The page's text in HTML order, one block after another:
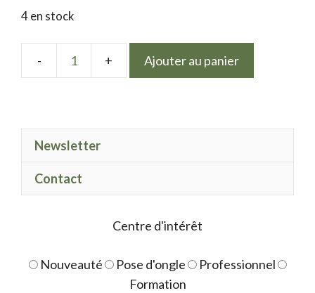
4 en stock
quantité
Marbrer
Ajouter au panier
Newsletter
Contact
Centre d'intérêt
Nouveauté Pose d'ongle
Professionnel
Formation